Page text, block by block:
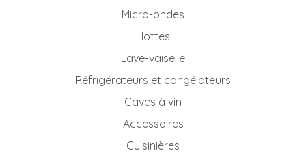
Micro-ondes
Hottes
Lave-vaiselle
Réfrigérateurs et congélateurs
Caves à vin
Accessoires
Cuisinières